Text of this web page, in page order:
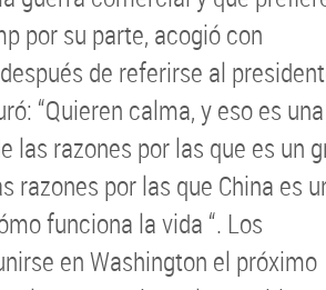
por su parte, acogió con
de referirse al
“Quieren calma, y eso es una
las razones por las que es un
razones por las que China es
funciona la vida “. Los
en Washington el próximo